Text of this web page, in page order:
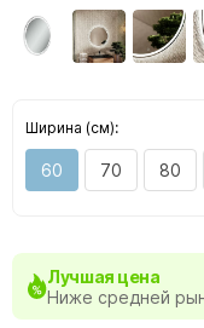
Ширина (см):
60 70 80
Лучшая цена
Ниже средней